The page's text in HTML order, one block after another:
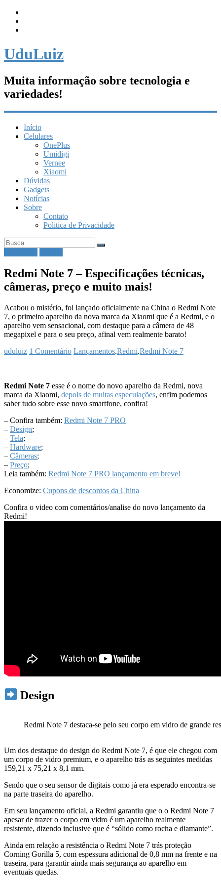
UduLuiz
Muita informação sobre tecnologia e
variedades!
Início
Celulares
OnePlus
Umidigi
Vernee
Xiaomi
Dúvidas
Gadgets
Notícias
Sobre
Contato
Politica de Privacidade
Redmi Note 7 – Especificações técnicas,
câmeras, preço e muito mais!
Acabou o mistério, foi lançado oficialmente na China o Redmi Note
7, o primeiro aparelho da nova marca da Xiaomi que é a Redmi, e o
aparelho vem sensacional, com destaque para a câmera de 48
megapixel e para o seu preço, afinal vem realmente barato!
uduluiz 1 Comentário Lançamentos.Redmi.Redmi Note 7
Redmi Note 7 esse é o nome do novo aparelho da Redmi, nova
marca da Xiaomi, depois de muitas especulações, enfim podemos
saber tudo sobre esse novo smartfone, confira!
– Confira também: Redmi Note 7 PRO
– Design;
– Tela;
– Hardware;
– Câmeras;
– Preço;
Leia também: Redmi Note 7 PRO lançamento em breve!
Economize: Cupons de descontos da China
Confira o video com comentários/analise do novo lançamento da
Redmi!
Design
Redmi Note 7 destaca-se pelo seu corpo em vidro de grande
Um dos destaque do design do Redmi Note 7, é que ele chegou com
um corpo de vidro premium, e o aparelho trás as seguintes medidas
159,21 x 75,21 x 8,1 mm.
Sendo que o seu sensor de digitais como já era esperado encontra-se
na parte traseira do aparelho.
Em seu lançamento oficial, a Redmi garantiu que o o Redmi Note 7
apesar de trazer o corpo em vidro é um aparelho realmente
resistente, dizendo inclusive que é “sólido como rocha e diamante”.
Ainda em relação a resistência o Redmi Note 7 trás proteção
Corning Gorilla 5, com espessura adicional de 0,8 mm na frente e na
traseira, para garantir ainda mais segurança ao aparelho em
eventuais quedas.